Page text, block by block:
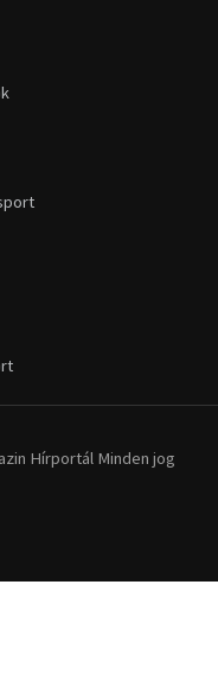
Hírportál Minden jog